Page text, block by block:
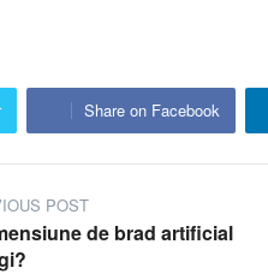
Share on Facebook
POST
de brad artificial